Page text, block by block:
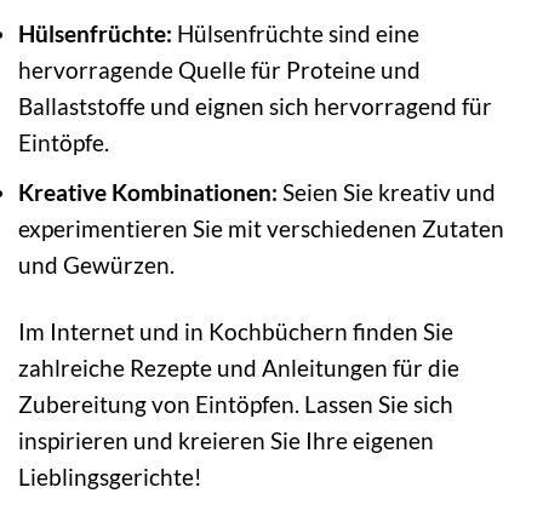
Hülsenfrüchte: Hülsenfrüchte sind eine
hervorragende Quelle für Proteine und
Ballaststoffe und eignen sich hervorragend für
Eintöpfe.
Kreative Kombinationen: Seien Sie kreativ und
experimentieren Sie mit verschiedenen Zutaten
und Gewürzen.
Im Internet und in Kochbüchern finden Sie
zahlreiche Rezepte und Anleitungen für die
Zubereitung von Eintöpfen. Lassen Sie sich
inspirieren und kreieren Sie Ihre eigenen
Lieblingsgerichte!